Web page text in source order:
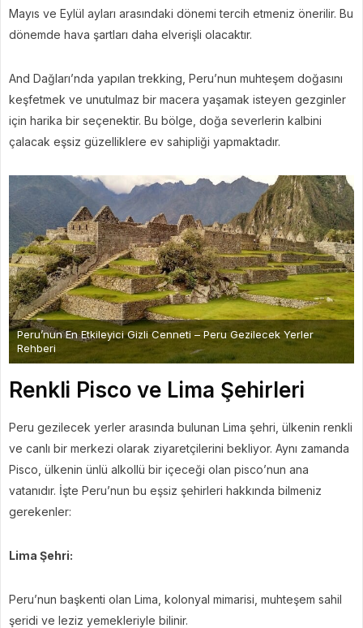
Mayıs ve Eylül ayları arasındaki dönemi tercih etmeniz önerilir. Bu
dönemde hava şartları daha elverişli olacaktır.
And Dağları’nda yapılan trekking, Peru’nun muhteşem doğasını
keşfetmek ve unutulmaz bir macera yaşamak isteyen gezginler
için harika bir seçenektir. Bu bölge, doğa severlerin kalbini
çalacak eşsiz güzelliklere ev sahipliği yapmaktadır.
Peru’nun En Etkileyici Gizli Cenneti – Peru Gezilecek Yerler
Rehberi
Renkli Pisco ve Lima Şehirleri
Peru gezilecek yerler arasında bulunan Lima şehri, ülkenin renkli
ve canlı bir merkezi olarak ziyaretçilerini bekliyor. Aynı zamanda
Pisco, ülkenin ünlü alkollü bir içeceği olan pisco’nun ana
vatanıdır. İşte Peru’nun bu eşsiz şehirleri hakkında bilmeniz
gerekenler:
Lima Şehri:
Peru’nun başkenti olan Lima, kolonyal mimarisi, muhteşem sahil
şeridi ve leziz yemekleriyle bilinir.